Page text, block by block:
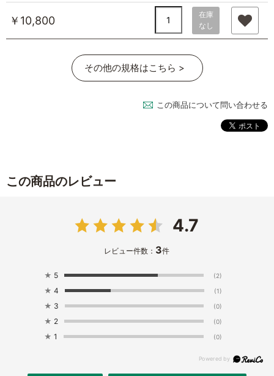
￥10,800
在庫
なし
その他の規格はこちら >
この商品について問い合わせる
この商品のレビュー
4.7
レビュー件数： 3件
★ 5 (2)
★ 4 (1)
★ 3 (0)
★ 2 (0)
★ 1 (0)